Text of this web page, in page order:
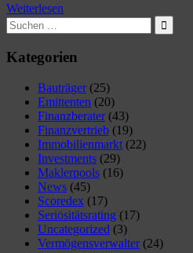
Weiterlesen
Suchen
nach:
Suchen
Kategorien
Bauträger(25)
Emittenten (20)
Finanzberater(43)
Finanzvertrieb (19)
Immobilienmarkt (22)
Investments (29)
Maklerpools (16)
News (45)
Scoredex (17)
Seriösitätsrating (17)
Uncategorized (3)
Vermögensverwalter(24)